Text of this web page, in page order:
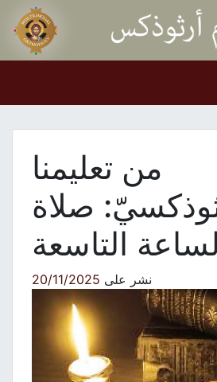
من تعليمنا
صلاة
التاسعة
نشر على20/11/2025